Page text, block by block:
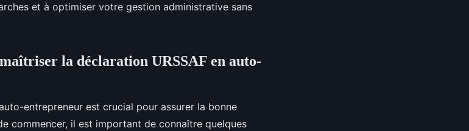
et à optimiser votre gestion administrative sans
la déclaration URSSAF en auto-
entrepreneur est crucial pour assurer la bonne
commencer, il est important de connaître quelques